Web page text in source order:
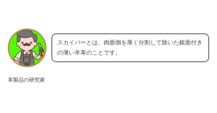
革製品の研究家
スカイバーとは、肉面側を厚く分割して除いた銀面付き
の薄い羊革のことです。